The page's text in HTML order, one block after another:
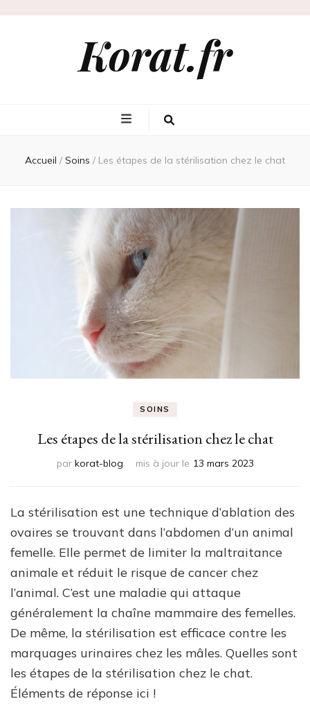
Korat.fr
Accueil / Soins / Les étapes de la stérilisation chez le chat
SOINS
Les étapes de la stérilisation chez le chat
par korat-blog mis à jour le 13 mars 2023
La stérilisation est une technique d’ablation des
ovaires se trouvant dans l’abdomen d’un animal
femelle. Elle permet de limiter la maltraitance
animale et réduit le risque de cancer chez
l’animal. C’est une maladie qui attaque
généralement la chaîne mammaire des femelles.
De même, la stérilisation est efficace contre les
marquages urinaires chez les mâles. Quelles sont
les étapes de la stérilisation chez le chat.
Éléments de réponse ici !